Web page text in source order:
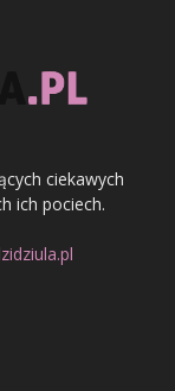
ciekawych
ich pociech.